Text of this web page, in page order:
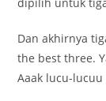
Dan akhirnya
the best three.
Aaak lucu-lucuu